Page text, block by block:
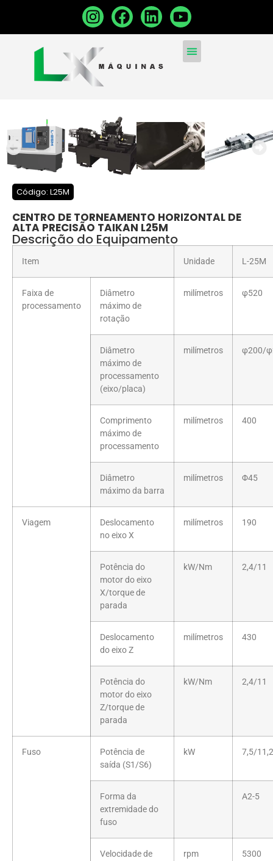
Código: L25M
CENTRO DE TORNEAMENTO HORIZONTAL DE
ALTA PRECISÃO TAIKAN L25M
Descrição do Equipamento
Item Unidade L-25M
Faixa de
processamento
Diâmetro
máximo de
rotação
milímetros φ520
Diâmetro
máximo de
processamento
(eixo/placa)
milímetros φ200/
Comprimento
máximo de
processamento
milímetros 400
Diâmetro
máximo da barra
milímetros Φ45
Viagem
Deslocamento
no eixo X
milímetros 190
Potência do
motor do eixo
X/torque de
parada
kW/Nm 2,4/11
Deslocamento
do eixo Z
milímetros 430
Potência do
motor do eixo
Z/torque de
parada
kW/Nm 2,4/11
Fuso
Potência de
saída (S1/S6)
kW 7,5/
Forma da
extremidade do
fuso
A2-5
Velocidade de
rpm 5300